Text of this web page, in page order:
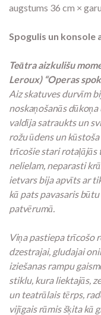
augstums 36 cm ×
Spogulis un
Teātra aizkulišu
Leroux) “Operas
Aiz skatuves durvīm
noskaņošanās
valdīja satraukts un
rožu ūdens un
trīcošie stari rotaļājās
nelielam, neparasti
ietvars bija apvīts ar
kā pats pavasaris
patvērumā.
Viņa pastiepa trīcošo
dzestrajai, gludajai
iziešanas rampu
stiklu, kura liektajās,
un teatrālais tērps,
vijīgais rāmis šķita kā